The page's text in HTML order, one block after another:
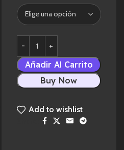
Añadir Al Carrito
Buy Now
Add to wishlist